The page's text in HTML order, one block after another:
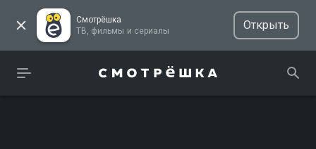
Смотрёшка
ТВ, фильмы и сериалы
Открыть